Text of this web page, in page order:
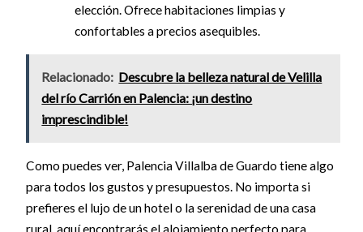
elección. Ofrece habitaciones limpias y
confortables a precios asequibles.
Relacionado: Descubre la belleza natural de Velilla
del río Carrión en Palencia: ¡un destino
imprescindible!
Como puedes ver, Palencia Villalba de Guardo tiene algo
para todos los gustos y presupuestos. No importa si
prefieres el lujo de un hotel o la serenidad de una casa
rural, aquí encontrarás el alojamiento perfecto para